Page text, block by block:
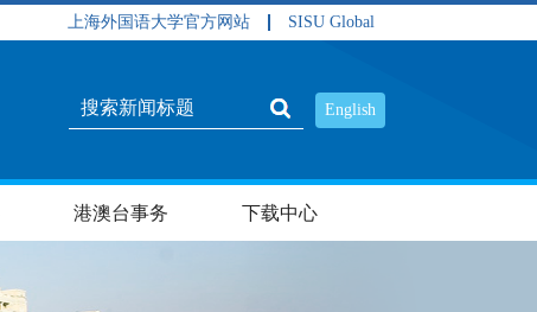
上海外国语大学官方网站 SISU Global
English
港澳台事务 下载中心